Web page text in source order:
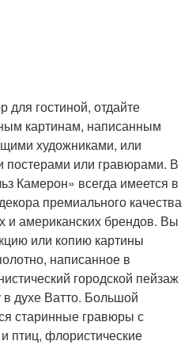
гостиной, отдайте
картинам, написанным
художниками, или
постерами или гравюрами. В
Камерон» всегда имеется в
премиального качества
и американских брендов. Вы
или копию картины
написанное в
городской пейзаж
в духе Ватто. Большой
старинные гравюры с
птиц, флористические